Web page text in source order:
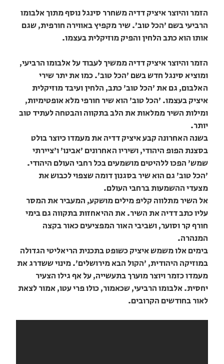
הזמר והיוצר איציק דדיה משחרר סינגל נוסף מתוך אלבומו
הרביעי בשם 'הכל טוב'. שיר מקפיץ באווירה חורפית, שגם
אותו הוא כתב הלחין והפיק מוזיקלית בעצמו.
הזמר והיוצר איציק דדיה ממשיך לעבוד על אלבומו הרביעי,
ומוציא סינגל חדש בשם 'הכל טוב'. כמו את יתר שירי
האלבום, גם את 'הכל טוב' כתב, הלחין ועיבד מוזיקלית
איציק בעצמו. 'הכל טוב' הוא שיר חורפי מלא אופטימיות,
ומילות השיר ממלאות את הלב בתקווה והבטחה לעתיד טוב
יותר.
בשנה האחרונה קבע איציק דדיה את מעמדו כיוצר בולט
בסצנת הפופ היהודי, ושיריו האחרונים 'אבינו' ו'ציירתי
שמש' הפכו ללהיטים מושמעים בכל רחבי העולם היהודי.
'הכל טוב' גם הוא שיר בסגנון דומה שצפוי לכבוש את
מצעדי ההשמעות ברחבי העולם.
אל השיר מתלווה קליפ מילים מושקע, המעביר את המסר
עליו כתב דדיה את השיר. את ההיאחזות בתקווה גם בימי
חורף קר וסוער, ושביבי האור המפציעים כאור בקצה
המנהרה.
בימים אלו משמש איציק כשופט בתכנית הריאליטי הגדולה
במוזיקה היהודית, 'הקול הבא מירושלים'. מינוי ששדרג את
מעמדו כזמר ויוצר מוערך בתעשייה, על אף גילו הצעיר
יחסית. אלבומו הרביעי, שכאמור, כולו פרי עטו, אמור לצאת
לאור בחודשים הקרובים.